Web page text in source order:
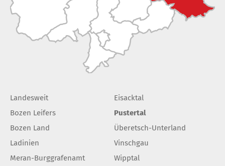
Landesweit
Bozen Leifers
Bozen Land
Ladinien
Meran-Burggrafenamt
Eisacktal
Pustertal
Überetsch-Unterland
Vinschgau
Wipptal